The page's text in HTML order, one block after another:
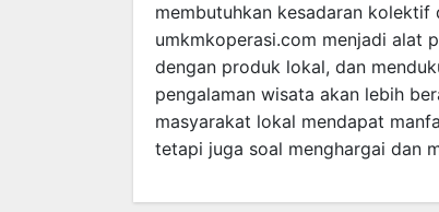
membutuhkan kesadaran
umkmkoperasi.com menjadi alat
dengan produk lokal, dan
pengalaman wisata akan lebih
masyarakat lokal mendapat
tetapi juga soal menghargai dan